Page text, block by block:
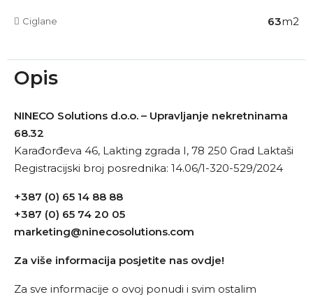
Ciglane m2
63
Opis
NINECO Solutions d.o.o. – Upravljanje nekretninama
68.32
Karađorđeva 46, Lakting zgrada I, 78 250 Grad Laktaši
Registracijski broj posrednika: 14.06/1-320-529/2024
+387 (0) 65 14 88 88
+387 (0) 65 74 20 05
marketing@ninecosolutions.com
Za više informacija posjetite nas ovdje!
Za sve informacije o ovoj ponudi i svim ostalim